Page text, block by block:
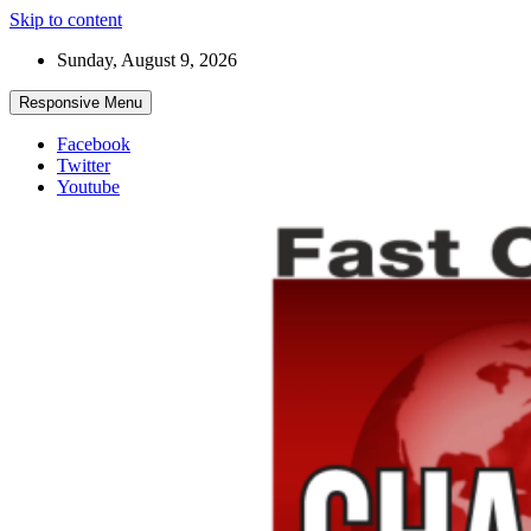
Skip to content
Sunday, August 9, 2026
Responsive Menu
Facebook
Twitter
Youtube